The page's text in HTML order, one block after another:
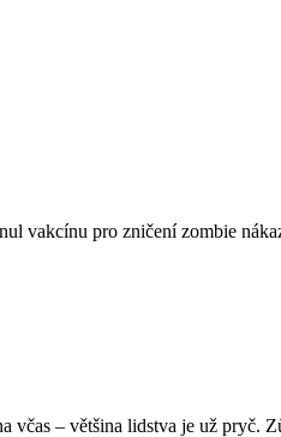
vakcínu pro zničení zombie
včas – většina lidstva je už pryč.